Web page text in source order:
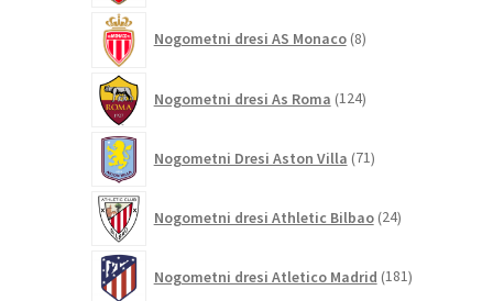
Nogometni dresi AS Monaco 8izdelkov
Nogometni dresi As Roma 124izdelkov
Nogometni Dresi Aston Villa 71izdelkov
Nogometni dresi Athletic Bilbao 24izdelkov
Nogometni dresi Atletico Madrid 181izdelkov